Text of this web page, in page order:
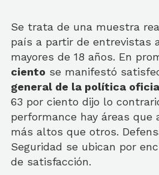
Se trata de una muestra
país a partir de entrevistas
mayores de 18 años. En
ciento se manifestó
general de la política
63 por ciento dijo lo
performance hay áreas que
más altos que otros.
Seguridad se ubican por
de satisfacción.